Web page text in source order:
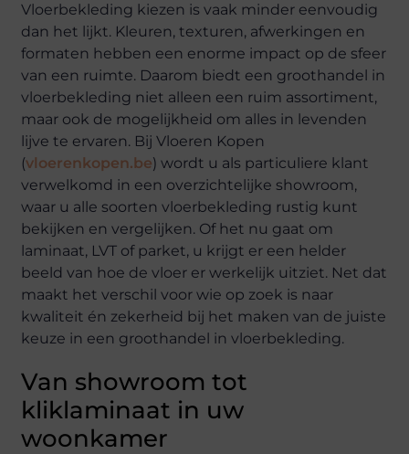
Vloerbekleding kiezen is vaak minder eenvoudig
dan het lijkt. Kleuren, texturen, afwerkingen en
formaten hebben een enorme impact op de sfeer
van een ruimte. Daarom biedt een groothandel in
vloerbekleding niet alleen een ruim assortiment,
maar ook de mogelijkheid om alles in levenden
lijve te ervaren. Bij Vloeren Kopen
(vloerenkopen.be) wordt u als particuliere klant
verwelkomd in een overzichtelijke showroom,
waar u alle soorten vloerbekleding rustig kunt
bekijken en vergelijken. Of het nu gaat om
laminaat, LVT of parket, u krijgt er een helder
beeld van hoe de vloer er werkelijk uitziet. Net dat
maakt het verschil voor wie op zoek is naar
kwaliteit én zekerheid bij het maken van de juiste
keuze in een groothandel in vloerbekleding.
Van showroom tot
kliklaminaat in uw
woonkamer